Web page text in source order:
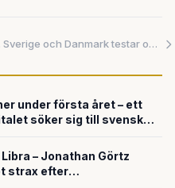
Sverige och Danmark testar omedelbara gränsöverskridande betalningar – men mycket återstår att lösa
under första året – ett
söker sig till svensk
– Jonathan Görtz
strax efter